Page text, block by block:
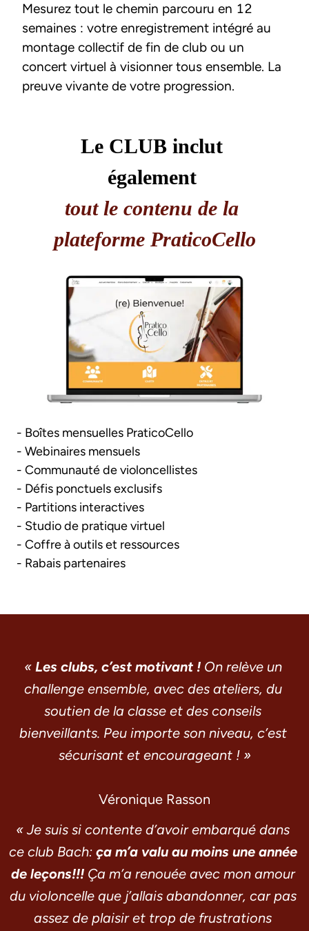
Mesurez tout le chemin parcouru en 12
semaines : votre enregistrement intégré au
montage collectif de fin de club ou un
concert virtuel à visionner tous ensemble. La
preuve vivante de votre progression.
Le CLUB inclut
également
tout le contenu de la
plateforme PraticoCello
- Boîtes mensuelles PraticoCello
- Webinaires mensuels
- Communauté de violoncellistes
- Défis ponctuels exclusifs
- Partitions interactives
- Studio de pratique virtuel
- Coffre à outils et ressources
- Rabais partenaires
« Les clubs, c’est motivant ! On relève un
challenge ensemble, avec des ateliers, du
soutien de la classe et des conseils
bienveillants. Peu importe son niveau, c’est
sécurisant et encourageant ! »
Véronique Rasson
« Je suis si contente d’avoir embarqué dans
ce club Bach: ça m’a valu au moins une année
de leçons!!! Ça m’a renouée avec mon amour
du violoncelle que j’allais abandonner, car pas
assez de plaisir et trop de frustrations